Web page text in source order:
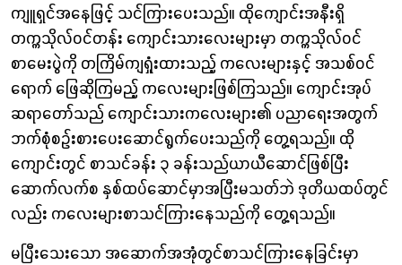
ကျူရှင်အနေဖြင့် သင်ကြားပေးသည်။ ထိုကျောင်းအနီးရှိ
တက္ကသိုလ်၀င်တန်း ကျောင်းသားလေးများမှာ တက္ကသိုလ်၀င်
စာမေးပွဲကို တကြိမ်ကျရှုံးထားသည့် ကလေးများနှင့် အသစ်ဝင်
ရောက် ဖြေဆိုကြမည့် ကလေးများဖြစ်ကြသည်။ ကျောင်းအုပ်
ဆရာတော်သည် ‌ကျောင်းသားကလေးများ၏ ပညာရေးအတွက်
ဘက်စုံစဉ်းစားပေးဆောင်ရွက်ပေးသည်ကို တွေ့ရသည်။ ထို
ကျောင်းတွင် စာသင်ခန်း ၃ ခန်းသည်ယာယီဆောင်ဖြစ်ပြီး
ဆောက်လက်စ နှစ်ထပ်ဆောင်မှာအပြီးမသတ်ဘဲ ဒုတိယထပ်တွင်
လည်း ကလေးများစာသင်ကြားနေသည်ကို တွေ့ရသည်။
မပြီးသေးသော အဆောက်အအုံတွင်စာသင်ကြားနေခြင်းမှာ